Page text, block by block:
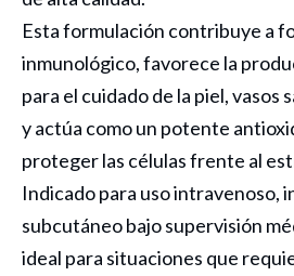
Esta formulación contribuye a
inmunológico, favorece la
para el cuidado de la piel, vasos
y actúa como un potente
proteger las células frente al
Indicado para uso intravenoso,
subcutáneo bajo supervisión
ideal para situaciones que